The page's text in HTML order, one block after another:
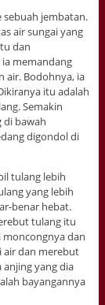
sebuah jembatan.
air sungai yang
dan
memandang
air. Bodohnya, ia
itu adalah
Semakin
di bawah
digondol di
tulang lebih
yang lebih
benar hebat.
tulang itu
moncongnya dan
air dan merebut
anjing yang dia
bayangannya